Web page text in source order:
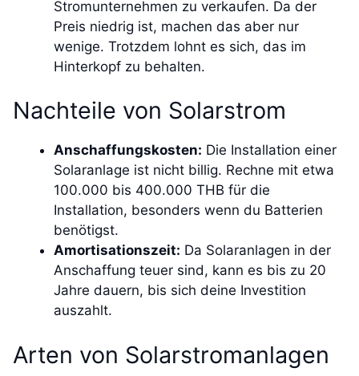
Stromunternehmen zu verkaufen. Da der
Preis niedrig ist, machen das aber nur
wenige. Trotzdem lohnt es sich, das im
Hinterkopf zu behalten.
Nachteile von Solarstrom
Anschaffungskosten: Die Installation einer
Solaranlage ist nicht billig. Rechne mit etwa
100.000 bis 400.000 THB für die
Installation, besonders wenn du Batterien
benötigst.
Amortisationszeit: Da Solaranlagen in der
Anschaffung teuer sind, kann es bis zu 20
Jahre dauern, bis sich deine Investition
auszahlt.
Arten von Solarstromanlagen